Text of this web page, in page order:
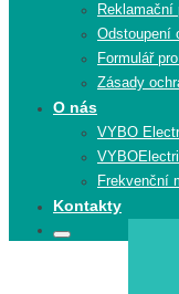
Reklamační
Odstoupení
Formulář
Zásady
O nás
VYBO
Frekvenční
Kontakty
Search
Search